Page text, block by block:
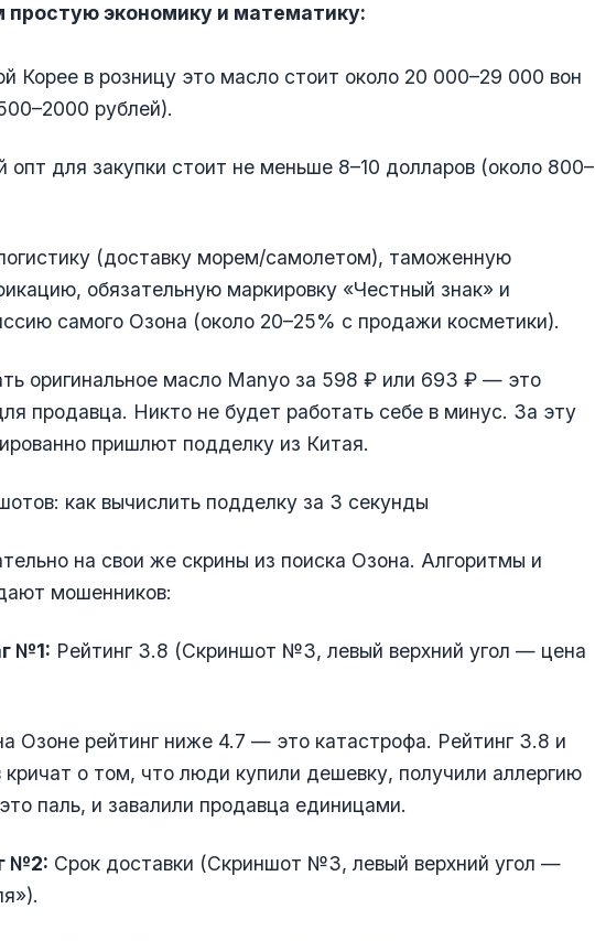
экономику и математику:
Корее в розницу это масло стоит около 20 000–29 000 вон
рублей).
опт для закупки стоит не меньше 8–10 долларов (около 800–
(доставку морем/самолетом), таможенную
обязательную маркировку «Честный знак» и
самого Озона (около 20–25% с продажи косметики).
оригинальное масло Manyo за 598 ₽ или 693 ₽ — это
продавца. Никто не будет работать себе в минус. За эту
пришлют подделку из Китая.
как вычислить подделку за 3 секунды
на свои же скрины из поиска Озона. Алгоритмы и
мошенников:
№1: Рейтинг 3.8 (Скриншот №3, левый верхний угол — цена
Озоне рейтинг ниже 4.7 — это катастрофа. Рейтинг 3.8 и
кричат о том, что люди купили дешевку, получили аллергию
паль, и завалили продавца единицами.
№2: Срок доставки (Скриншот №3, левый верхний угол —